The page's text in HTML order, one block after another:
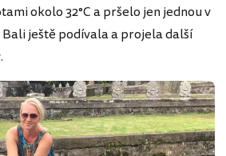
okolo 32°C a pršelo jen jednou v
Bali ještě podívala a projela další